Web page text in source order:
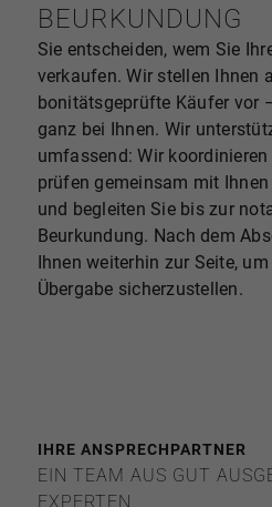
BEURKUNDUNG
Sie entscheiden, wem Sie
verkaufen. Wir stellen Ihnen
bonitätsgeprüfte Käufer vor
ganz bei Ihnen. Wir
umfassend: Wir
prüfen gemeinsam mit
und begleiten Sie bis zur
Beurkundung. Nach dem
Ihnen weiterhin zur Seite,
Übergabe sicherzustellen.
IHRE ANSPRECHPARTNER
EIN TEAM AUS GUT
EXPERTEN